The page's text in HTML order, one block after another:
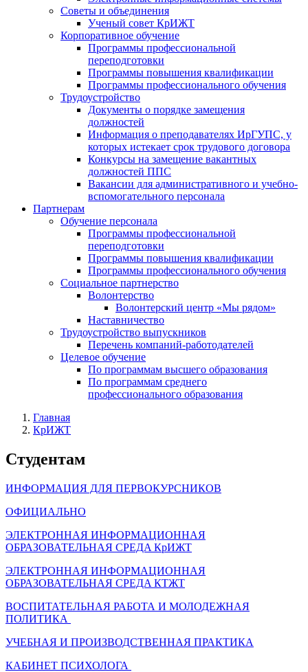
Советы и объединения
Ученый совет КрИЖТ
Корпоративное обучение
Программы профессиональной
переподготовки
Программы повышения квалификации
Программы профессионального обучения
Трудоустройство
Документы о порядке замещения
должностей
Информация о преподавателях ИрГУПС, у
которых истекает срок трудового договора
Конкурсы на замещение вакантных
должностей ППС
Вакансии для административного и учебно-
вспомогательного персонала
Партнерам
Обучение персонала
Программы профессиональной
переподготовки
Программы повышения квалификации
Программы профессионального обучения
Социальное партнерство
Волонтерство
Волонтерский центр «Мы рядом»
Наставничество
Трудоустройство выпускников
Перечень компаний-работодателей
Целевое обучение
По программам высшего образования
По программам среднего
профессионального образования
Главная
КрИЖТ
Студентам
ИНФОРМАЦИЯ ДЛЯ ПЕРВОКУРСНИКОВ
ОФИЦИАЛЬНО
ЭЛЕКТРОННАЯ ИНФОРМАЦИОННАЯ
ОБРАЗОВАТЕЛЬНАЯ СРЕДA КрИЖТ
ЭЛЕКТРОННАЯ ИНФОРМАЦИОННАЯ
ОБРАЗОВАТЕЛЬНАЯ СРЕДA КТЖТ
ВОСПИТАТЕЛЬНАЯ РАБОТА И МОЛОДЕЖНАЯ
ПОЛИТИКА
УЧЕБНАЯ И ПРОИЗВОДСТВЕННАЯ ПРАКТИКА
КАБИНЕТ ПСИХОЛОГА